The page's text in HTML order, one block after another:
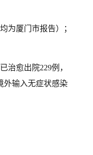
为厦门市报告）；
治愈出院229例，
外输入无症状感染